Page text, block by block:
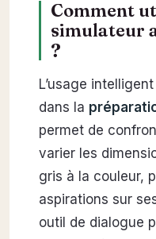
Comment
simulateur
?
L’usage
dans la
permet de
varier les
gris à la couleur,
aspirations sur
outil de dialogue